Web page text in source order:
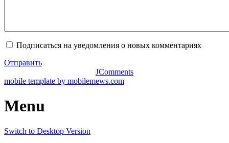
Подписаться на уведомления о новых комментариях
Отправить
JComments
mobile template by mobilemews.com
Menu
Switch to Desktop Version